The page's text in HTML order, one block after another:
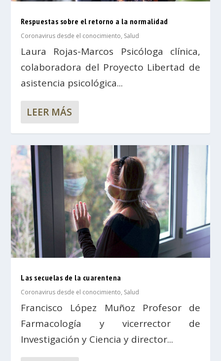
Respuestas sobre el retorno a la normalidad
Coronavirus desde el conocimiento, Salud
Laura Rojas-Marcos Psicóloga clínica,
colaboradora del Proyecto Libertad de
asistencia psicológica...
LEER MÁS
Las secuelas de la cuarentena
Coronavirus desde el conocimiento, Salud
Francisco López Muñoz Profesor de
Farmacología y vicerrector de
Investigación y Ciencia y director...